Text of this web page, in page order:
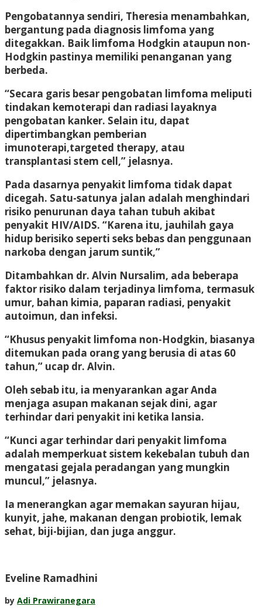
Pengobatannya sendiri, Theresia menambahkan,
bergantung pada diagnosis limfoma yang
ditegakkan. Baik limfoma Hodgkin ataupun non-
Hodgkin pastinya memiliki penanganan yang
berbeda.
“Secara garis besar pengobatan limfoma meliputi
tindakan kemoterapi dan radiasi layaknya
pengobatan kanker. Selain itu, dapat
dipertimbangkan pemberian
imunoterapi,targeted therapy, atau
transplantasi stem cell,” jelasnya.
Pada dasarnya penyakit limfoma tidak dapat
dicegah. Satu-satunya jalan adalah menghindari
risiko penurunan daya tahan tubuh akibat
penyakit HIV/AIDS. “Karena itu, jauhilah gaya
hidup berisiko seperti seks bebas dan penggunaan
narkoba dengan jarum suntik,”
Ditambahkan dr. Alvin Nursalim, ada beberapa
faktor risiko dalam terjadinya limfoma, termasuk
umur, bahan kimia, paparan radiasi, penyakit
autoimun, dan infeksi.
“Khusus penyakit limfoma non-Hodgkin, biasanya
ditemukan pada orang yang berusia di atas 60
tahun,” ucap dr. Alvin.
Oleh sebab itu, ia menyarankan agar Anda
menjaga asupan makanan sejak dini, agar
terhindar dari penyakit ini ketika lansia.
“Kunci agar terhindar dari penyakit limfoma
adalah memperkuat sistem kekebalan tubuh dan
mengatasi gejala peradangan yang mungkin
muncul,” jelasnya.
Ia menerangkan agar memakan sayuran hijau,
kunyit, jahe, makanan dengan probiotik, lemak
sehat, biji-bijian, dan juga anggur.
Eveline Ramadhini
by Adi Prawiranegara